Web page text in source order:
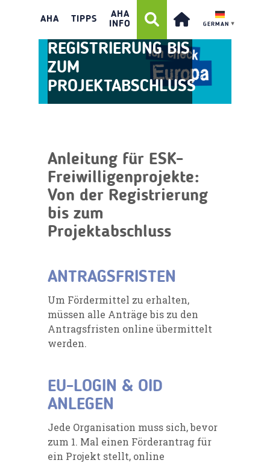
AHA TIPPS
AHA
INFO
GERMAN ▼
FREIWILLIGENPROJEKTE:
VON DER
REGISTRIERUNG BIS
ZUM
PROJEKTABSCHLUSS
Anleitung für ESK-
Freiwilligenprojekte:
Von der Registrierung
bis zum
Projektabschluss
ANTRAGSFRISTEN
Um Fördermittel zu erhalten,
müssen alle Anträge bis zu den
Antragsfristen online übermittelt
werden.
EU-LOGIN & OID
ANLEGEN
Jede Organisation muss sich, bevor
zum 1. Mal einen Förderantrag für
ein Projekt stellt, online